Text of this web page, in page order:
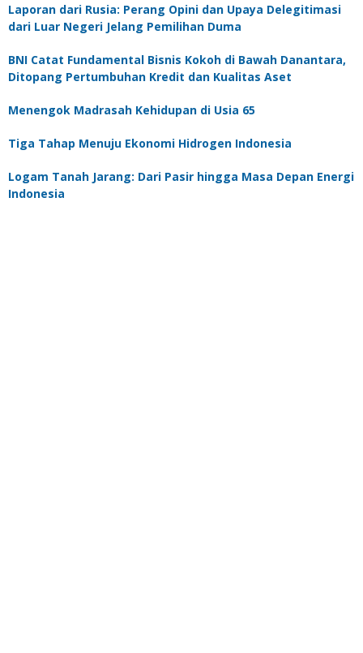
Laporan dari Rusia: Perang Opini dan Upaya Delegitimasi
dari Luar Negeri Jelang Pemilihan Duma
BNI Catat Fundamental Bisnis Kokoh di Bawah Danantara,
Ditopang Pertumbuhan Kredit dan Kualitas Aset
Menengok Madrasah Kehidupan di Usia 65
Tiga Tahap Menuju Ekonomi Hidrogen Indonesia
Logam Tanah Jarang: Dari Pasir hingga Masa Depan Energi
Indonesia